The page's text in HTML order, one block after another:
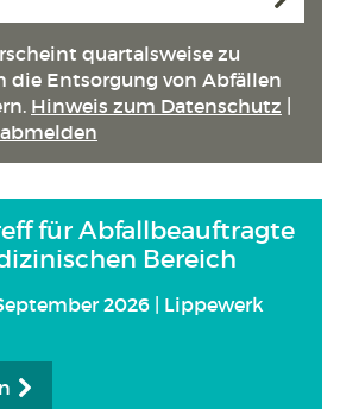
quartals­weise zu
die Entsorgung von Abfällen
Hinweis zum Datenschutz
für Abfallbeauftragte
Bereich
2026 | Lippewerk